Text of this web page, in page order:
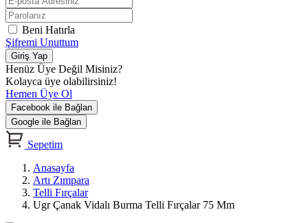
Beni Hatırla
Şifremi Unuttum
Giriş Yap
Henüz Üye Değil Misiniz?
Kolayca üye olabilirsiniz!
Hemen Üye Ol
Facebook ile Bağlan
Google ile Bağlan
Sepetim
Anasayfa
Artı Zımpara
Telli Fırçalar
Ugr Çanak Vidalı Burma Telli Fırçalar 75 Mm